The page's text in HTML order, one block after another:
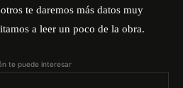
te daremos más datos muy
a leer un poco de la obra.
te puede interesar